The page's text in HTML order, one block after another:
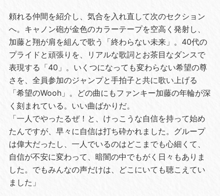
頼れる仲間を紹介し、気合を入れ直して次のセクション
へ。キャノン砲が金色のカラーテープを空高く発射し、
加藤と翔が肩を組んで歌う「終わらない未来」。40代の
プライドと頑張りを、リアルな歌詞とお茶目なダンスで
表現する「40」。いくつになっても変わらない希望の尊
さを、全員参加のジャンプと手拍子と共に歌い上げる
「希望のWooh」。どの曲にもファンキー加藤の年輪が深
く刻まれている。いい曲ばかりだ。
「一人でやったるぜ！と、けっこうな自信を持って始め
たんですが、早々に自信は打ち砕かれました。グループ
は偉大だったし、一人でいるのはどこまでも心細くて、
自信が不安に変わって、暗闇の中でもがく日々もありま
した。でもみんなの声だけは、どこにいても聴こえてい
ました」